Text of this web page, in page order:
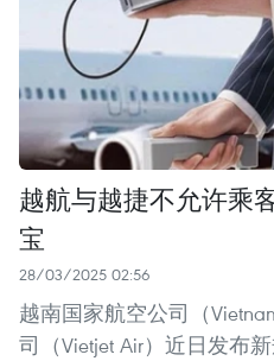
越航与越捷不允许乘
宝
28/03/2025 02:56
越南国家航空公司（
司（Vietjet Air）近日发布